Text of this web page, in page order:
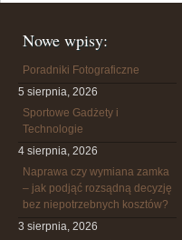
Nowe wpisy:
Poradniki Fotograficzne
5 sierpnia, 2026
Sportowe Gadżety i
Technologie
4 sierpnia, 2026
Naprawa czy wymiana zamka
– jak podjąć rozsądną decyzję
bez niepotrzebnych kosztów?
3 sierpnia, 2026